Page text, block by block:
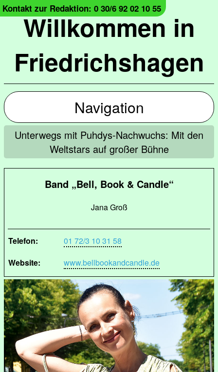
Willkommen in
Friedrichshagen
Kontakt zur Redaktion: 0 30/6 92 02 10 55
Navigation
Unterwegs mit Puhdys-Nachwuchs: Mit den
Weltstars auf großer Bühne
Band „Bell, Book & Candle“
Jana Groß
Telefon:
01 72/3 10 31 58
Website:
www.bellbookandcandle.de